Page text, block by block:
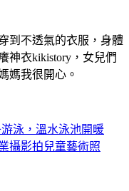
到不透氣的衣服，身體
神衣kikistory，女兒們
媽我很開心。
泳，溫水泳池開暖
攝影拍兒童藝術照